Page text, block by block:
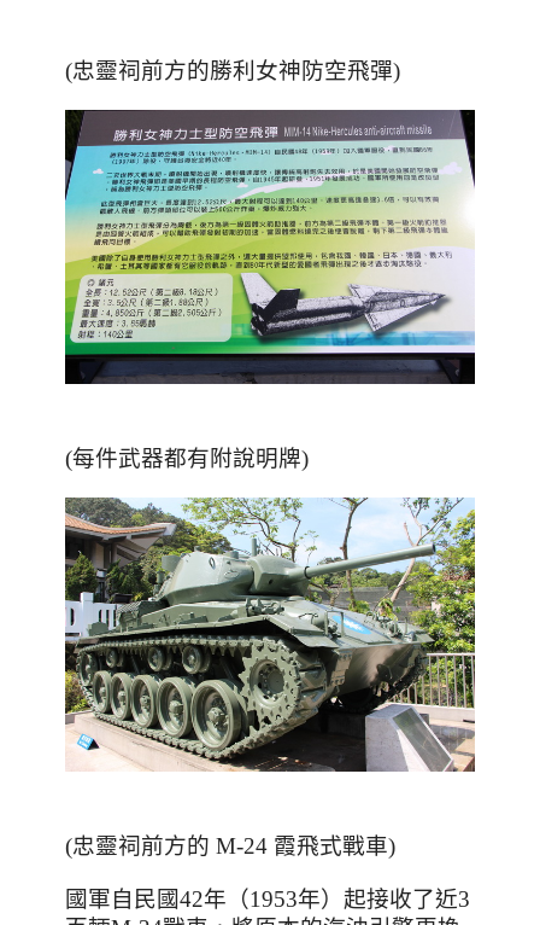
(忠靈祠前方的勝利女神防空飛彈)
(每件武器都有附說明牌)
(忠靈祠前方的 M-24 霞飛式戰車)
國軍自民國42年（1953年）起接收了近3